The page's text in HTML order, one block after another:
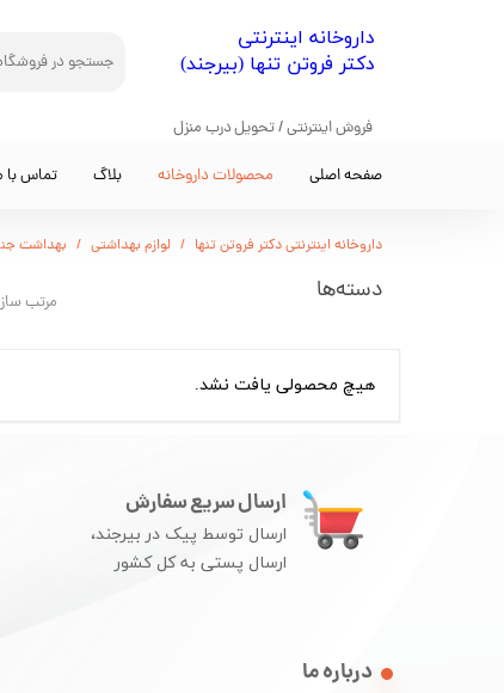
​داروخانه اینترنتی
دکتر فروتن تنها (بیرجند)
فروش اینترنتی / تحویل درب منزل
صفحه اصلی محصولات داروخانه بلاگ تماس با
داروخانه اینترنتی دکتر فروتن تنها لوازم بهداشتی بهداشت
دسته‌ها مرتب
هیچ محصولی یافت نشد.
ارسال سریع سفارش
ارسال توسط پیک در بیرجند،
ارسال پستی به کل کشور
درباره ما